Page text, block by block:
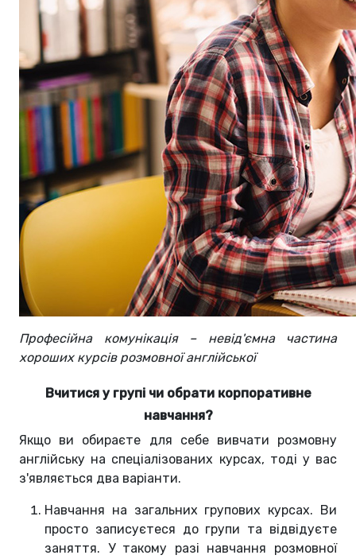
Професійна комунікація – невід'ємна частина
хороших курсів розмовної англійської
Вчитися у групі чи обрати корпоративне
навчання?
Якщо ви обираєте для себе вивчати розмовну
англійську на спеціалізованих курсах, тоді у вас
з'являється два варіанти.
Навчання на загальних групових курсах. Ви
просто записуєтеся до групи та відвідуєте
заняття. У такому разі навчання розмовної